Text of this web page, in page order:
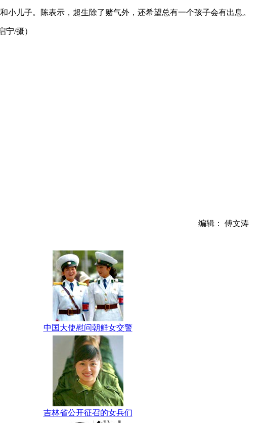
小儿子。陈表示，超生除了赌气外，还希望总有一个孩子会有出息。
宁/摄）
编辑： 傅文涛
中国大使慰问朝鲜女交警
吉林省公开征召的女兵们